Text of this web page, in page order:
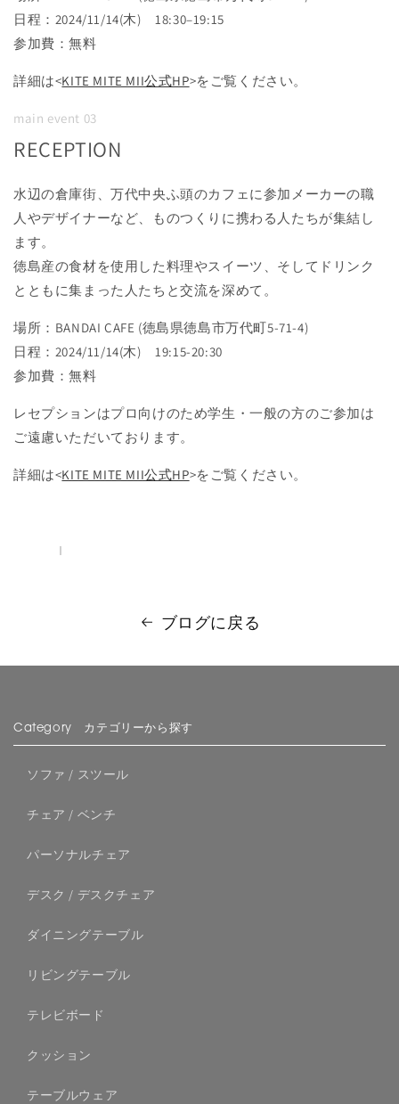
日程：2024/11/14(木) 18:30–19:15
参加費：無料
詳細は<KITE MITE MII公式HP>をご覧ください。
main event 03
RECEPTION
水辺の倉庫街、万代中央ふ頭のカフェに参加メーカーの職
人やデザイナーなど、ものつくりに携わる人たちが集結し
ます。
徳島産の食材を使用した料理やスイーツ、そしてドリンク
とともに集まった人たちと交流を深めて。
場所：BANDAI CAFE (徳島県徳島市万代町5-71-4)
日程：2024/11/14(木) 19:15-20:30
参加費：無料
レセプションはプロ向けのため学生・一般の方のご参加は
ご遠慮いただいております。
詳細は<KITE MITE MII公式HP>をご覧ください。
ブログに戻る
Category カテゴリーから探す
ソファ / スツール
チェア / ベンチ
パーソナルチェア
デスク / デスクチェア
ダイニングテーブル
リビングテーブル
テレビボード
クッション
テーブルウェア